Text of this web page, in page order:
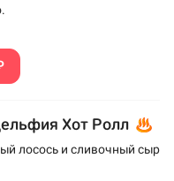
Хот Ролл
лосось и сливочный сыр